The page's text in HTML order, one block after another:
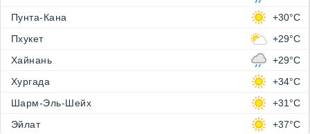
Пунта-Кана
+30°C
Пхукет
+29°C
Хайнань
+29°C
Хургада
+34°C
Шарм-Эль-Шейх
+31°C
Эйлат
+37°C